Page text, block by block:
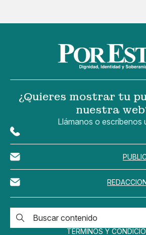
¿Quieres mostrar tu
nuestra
Llámanos o escríbenos
TÉRMINOS Y